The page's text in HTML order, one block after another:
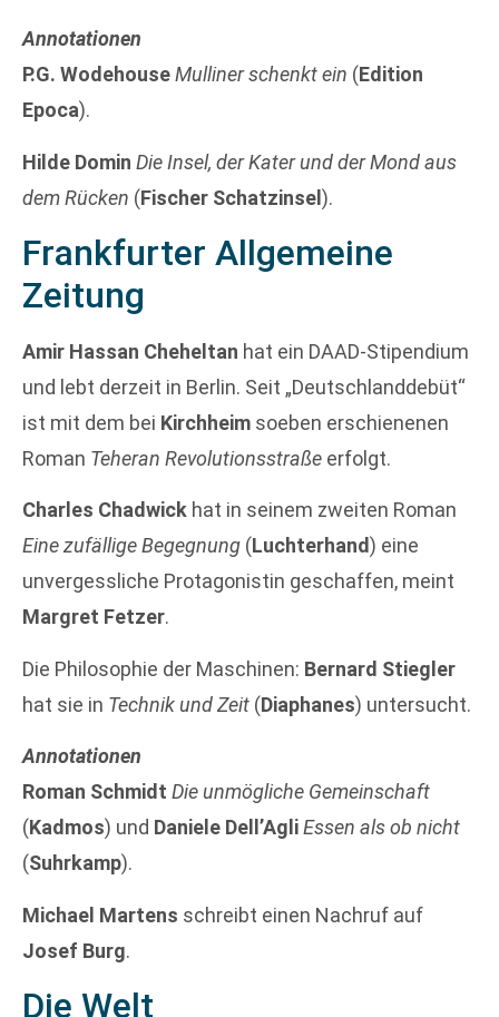
Annotationen
P.G. WodehouseMulliner schenkt ein (Edition
Epoca).
Hilde Domin Die Insel, der Kater und der Mond aus
dem Rücken (Fischer Schatzinsel).
Frankfurter Allgemeine
Zeitung
Amir Hassan Cheheltan hat ein DAAD-Stipendium
und lebt derzeit in Berlin. Seit „Deutschlanddebüt“
ist mit dem bei Kirchheim soeben erschienenen
Roman Teheran Revolutionsstraße erfolgt.
Charles Chadwick hat in seinem zweiten Roman
Eine zufällige Begegnung (Luchterhand) eine
unvergessliche Protagonistin geschaffen, meint
Margret Fetzer.
Die Philosophie der Maschinen: Bernard Stiegler
hat sie in Technik und Zeit (Diaphanes) untersucht.
Annotationen
Roman Schmidt Die unmögliche Gemeinschaft
(Kadmos) und Daniele Dell’AgliEssen als ob nicht
(Suhrkamp).
Michael Martens schreibt einen Nachruf auf
Josef Burg.
Die Welt